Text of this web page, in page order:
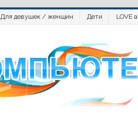
Для девушек / женщин Дети LOVE